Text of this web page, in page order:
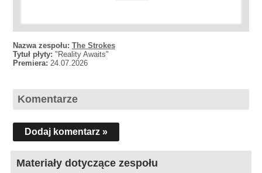
Nazwa zespołu: The Strokes
Tytuł płyty: "Reality Awaits"
Premiera: 24.07.2026
Komentarze
Dodaj komentarz »
Materiały dotyczące zespołu